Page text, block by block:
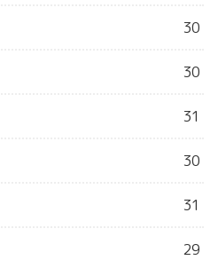
30
30
31
30
31
29